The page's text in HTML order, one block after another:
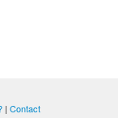
| Contact